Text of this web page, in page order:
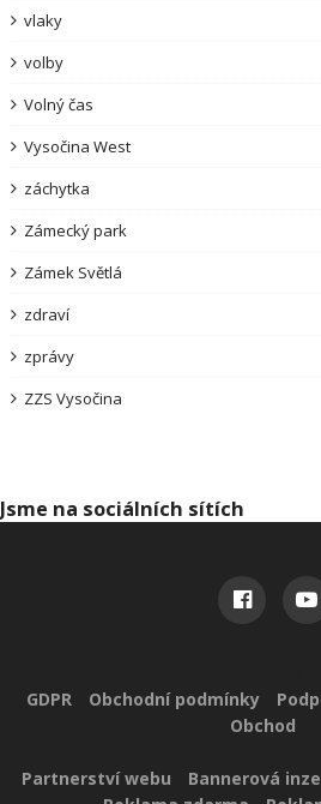
vlaky
volby
Volný čas
Vysočina West
záchytka
Zámecký park
Zámek Světlá
zdraví
zprávy
ZZS Vysočina
Jsme na sociálních sítích
GDPR Obchodní podmínky
Obchod
Partnerství webu Bannerová